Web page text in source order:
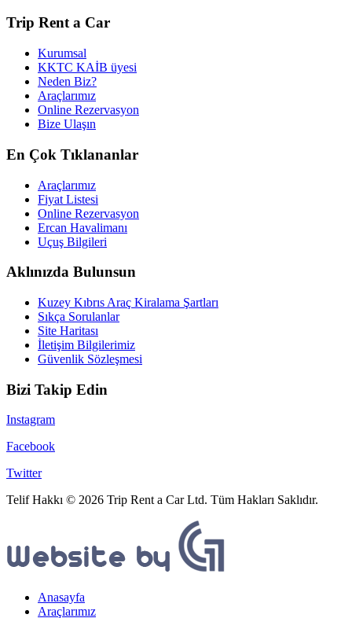
Trip Rent a Car
Kurumsal
KKTC KAİB üyesi
Neden Biz?
Araçlarımız
Online Rezervasyon
Bize Ulaşın
En Çok Tıklananlar
Araçlarımız
Fiyat Listesi
Online Rezervasyon
Ercan Havalimanı
Uçuş Bilgileri
Aklınızda Bulunsun
Kuzey Kıbrıs Araç Kiralama Şartları
Sıkça Sorulanlar
Site Haritası
İletişim Bilgilerimiz
Güvenlik Sözleşmesi
Bizi Takip Edin
Instagram
Facebook
Twitter
Telif Hakkı © 2026 Trip Rent a Car Ltd. Tüm Hakları Saklıdır.
Anasayfa
Araçlarımız